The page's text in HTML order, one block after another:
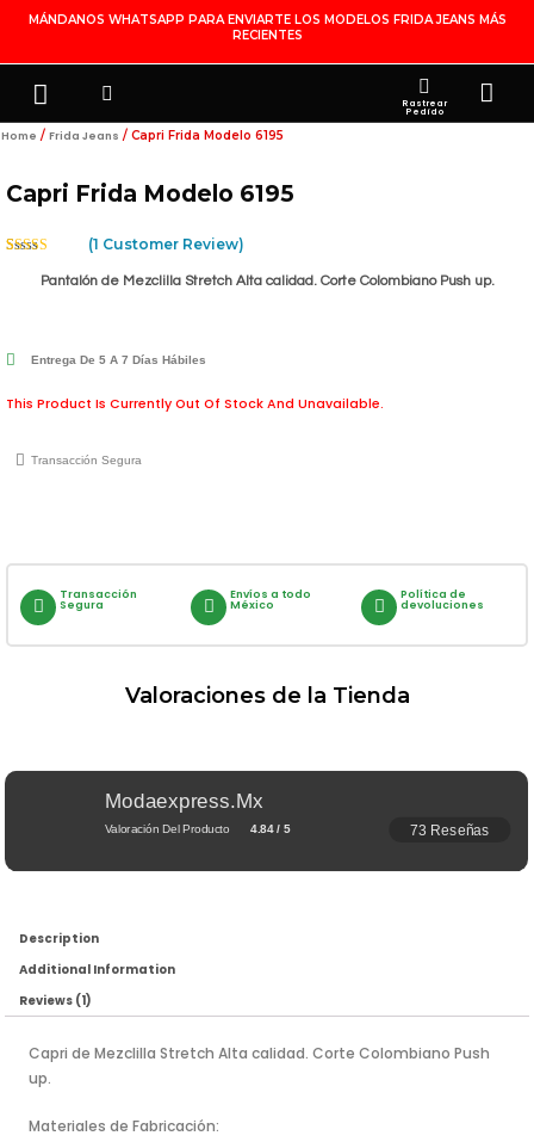
Contenido
MÁNDANOS WHATSAPP PARA ENVIARTE LOS MODELOS FRIDA JEANS MÁS
RECIENTES
MenuSearch Rastrear
Pedido
Home / Frida Jeans / Capri Frida Modelo 6195
Capri Frida Modelo 6195
Out Of 5
(1 Customer Review)
Pantalón de Mezclilla Stretch Alta calidad. Corte Colombiano Push up.
Entrega De 5 A 7 Días Hábiles
This Product Is Currently Out Of Stock And Unavailable.
Transacción Segura
Transacción
Segura
Envíos a todo
México
Política de
devoluciones
Description
Additional Information
Reviews (1)
Capri de Mezclilla Stretch Alta calidad. Corte Colombiano Push
up.
Materiales de Fabricación:
Valoraciones de la Tienda
Modaexpress.mx
Valoración Del Producto 4.84 / 5 73 Reseñas